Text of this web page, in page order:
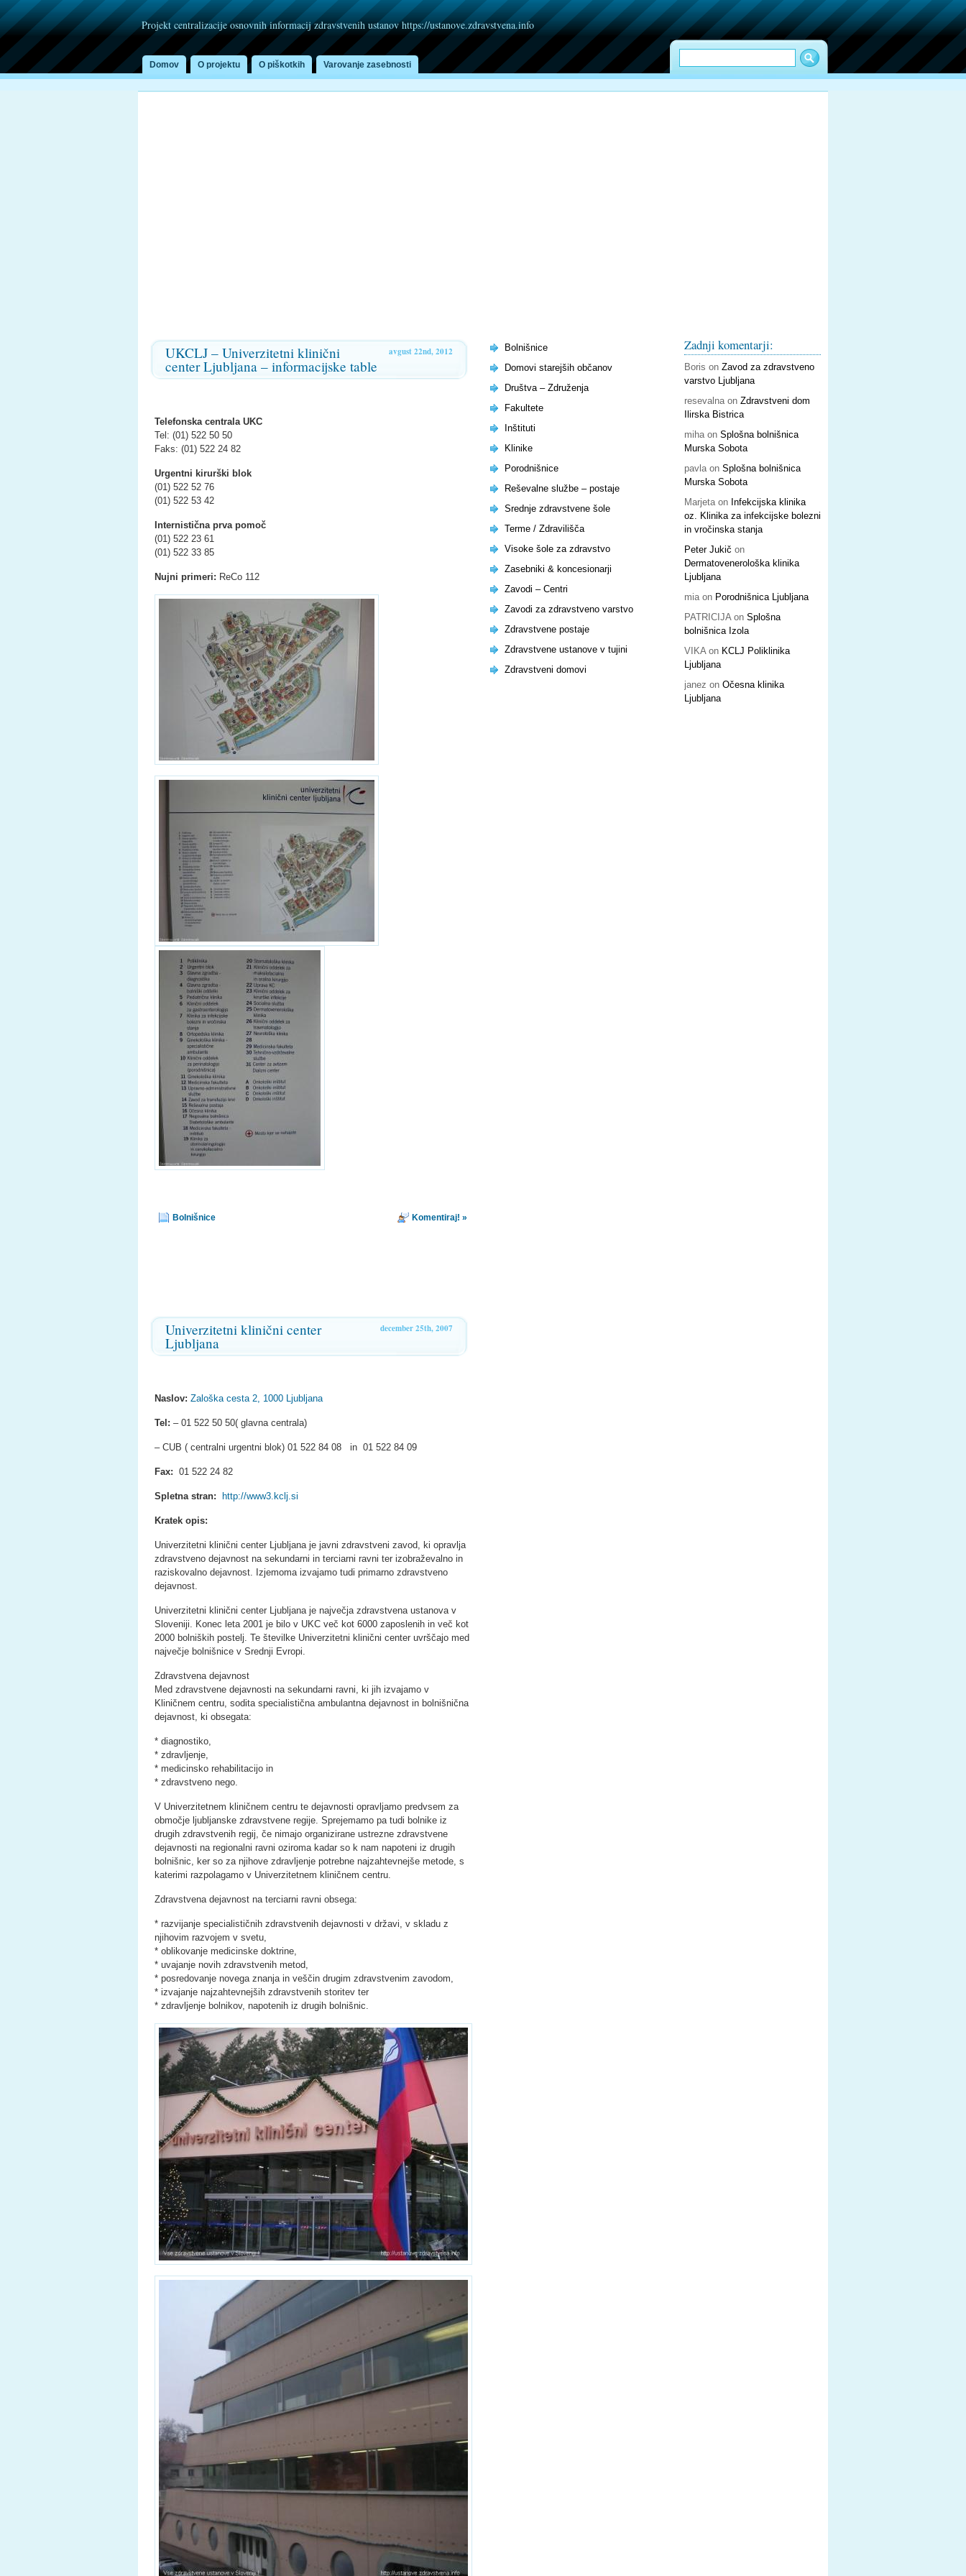
Projekt centralizacije osnovnih informacij zdravstvenih ustanov https://ustanove.zdravstvena.info
Domov O projektu O piškotkih Varovanje zasebnosti
avgust 22nd, 2012
UKCLJ – Univerzitetni klinični
center Ljubljana – informacijske table
Telefonska centrala UKC
Tel: (01) 522 50 50
Faks: (01) 522 24 82
Urgentni kirurški blok
(01) 522 52 76
(01) 522 53 42
Internistična prva pomoč
(01) 522 23 61
(01) 522 33 85
Nujni primeri: ReCo 112
Bolnišnice Komentiraj! »
december 25th, 2007
Univerzitetni klinični center
Ljubljana
Naslov: Zaloška cesta 2, 1000 Ljubljana
Tel: – 01 522 50 50( glavna centrala)
– CUB ( centralni urgentni blok) 01 522 84 08 in 01 522 84 09
Fax: 01 522 24 82
Spletna stran: http://www3.kclj.si
Kratek opis:
Univerzitetni klinični center Ljubljana je javni zdravstveni zavod, ki opravlja
zdravstveno dejavnost na sekundarni in terciarni ravni ter izobraževalno in
raziskovalno dejavnost. Izjemoma izvajamo tudi primarno zdravstveno
dejavnost.
Univerzitetni klinični center Ljubljana je največja zdravstvena ustanova v
Sloveniji. Konec leta 2001 je bilo v UKC več kot 6000 zaposlenih in več kot
2000 bolniških postelj. Te številke Univerzitetni klinični center uvrščajo med
največje bolnišnice v Srednji Evropi.
Zdravstvena dejavnost
Med zdravstvene dejavnosti na sekundarni ravni, ki jih izvajamo v
Kliničnem centru, sodita specialistična ambulantna dejavnost in bolnišnična
dejavnost, ki obsegata:
* diagnostiko,
* zdravljenje,
* medicinsko rehabilitacijo in
* zdravstveno nego.
V Univerzitetnem kliničnem centru te dejavnosti opravljamo predvsem za
območje ljubljanske zdravstvene regije. Sprejemamo pa tudi bolnike iz
drugih zdravstvenih regij, če nimajo organizirane ustrezne zdravstvene
dejavnosti na regionalni ravni oziroma kadar so k nam napoteni iz drugih
bolnišnic, ker so za njihove zdravljenje potrebne najzahtevnejše metode, s
katerimi razpolagamo v Univerzitetnem kliničnem centru.
Zdravstvena dejavnost na terciarni ravni obsega:
* razvijanje specialističnih zdravstvenih dejavnosti v državi, v skladu z
njihovim razvojem v svetu,
* oblikovanje medicinske doktrine,
* uvajanje novih zdravstvenih metod,
* posredovanje novega znanja in veščin drugim zdravstvenim zavodom,
* izvajanje najzahtevnejših zdravstvenih storitev ter
* zdravljenje bolnikov, napotenih iz drugih bolnišnic.
Zadnji komentarji:
Boris on Zavod za zdravstveno
varstvo Ljubljana
resevalnaon Zdravstveni dom
Ilirska Bistrica
mihaon Splošna bolnišnica
Murska Sobota
pavlaon Splošna bolnišnica
Murska Sobota
Marjetaon Infekcijska klinika
oz. Klinika za infekcijske bolezni
in vročinska stanja
Peter Jukič on
Dermatovenerološka klinika
Ljubljana
miaon Porodnišnica Ljubljana
PATRICIJAon Splošna
bolnišnica Izola
VIKAon KCLJ Poliklinika
Ljubljana
janez on Očesna klinika
Ljubljana
Bolnišnice
Domovi starejših občanov
Društva – Združenja
Fakultete
Inštituti
Klinike
Porodnišnice
Reševalne službe – postaje
Srednje zdravstvene šole
Terme / Zdravilišča
Visoke šole za zdravstvo
Zasebniki & koncesionarji
Zavodi – Centri
Zavodi za zdravstveno varstvo
Zdravstvene postaje
Zdravstvene ustanove v tujini
Zdravstveni domovi